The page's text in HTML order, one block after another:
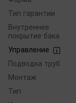
Тип гарантии
Внутреннее
покрытие бака
Управление
Подводка труб
Монтаж
Тип